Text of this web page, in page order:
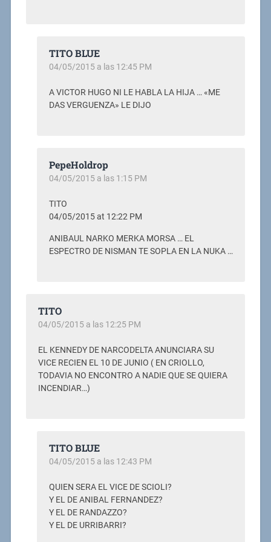
TITO BLUE
04/05/2015 a las 12:45 PM
A VICTOR HUGO NI LE HABLA LA HIJA … «ME
DAS VERGUENZA» LE DIJO
PepeHoldrop
04/05/2015 a las 1:15 PM
TITO
04/05/2015 at 12:22 PM
ANIBAUL NARKO MERKA MORSA … EL
ESPECTRO DE NISMAN TE SOPLA EN LA NUKA …
TITO
04/05/2015 a las 12:25 PM
EL KENNEDY DE NARCODELTA ANUNCIARA SU
VICE RECIEN EL 10 DE JUNIO ( EN CRIOLLO,
TODAVIA NO ENCONTRO A NADIE QUE SE QUIERA
INCENDIAR…)
TITO BLUE
04/05/2015 a las 12:43 PM
QUIEN SERA EL VICE DE SCIOLI?
Y EL DE ANIBAL FERNANDEZ?
Y EL DE RANDAZZO?
Y EL DE URRIBARRI?